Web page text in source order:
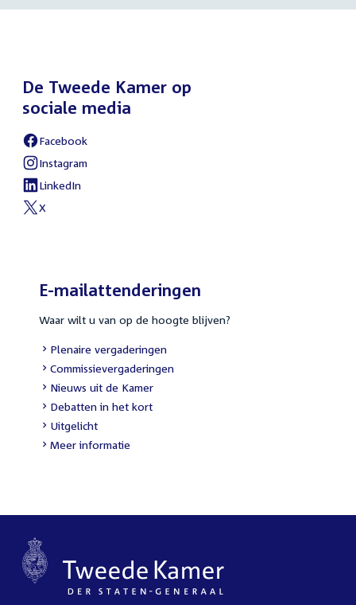
De Tweede Kamer op
sociale media
External
link:
Facebook
External
link:
Instagram
External
link:
LinkedIn
External
X
E-mailattenderingen
Waar wilt u van op de hoogte blijven?
External
link:
Plenaire vergaderingen
External
link:
Commissievergaderingen
External
link:
Nieuws uit de Kamer
External
link:
Debatten in het kort
External
link:
Uitgelicht
Meer informatie